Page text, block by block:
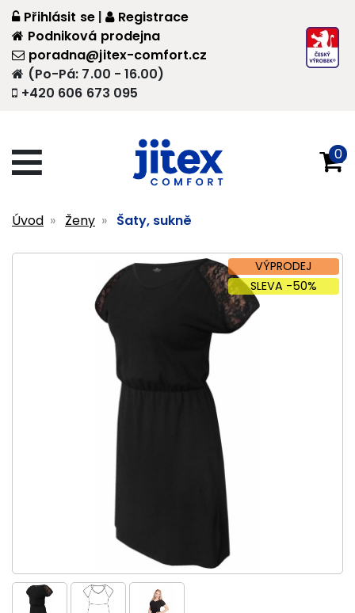
+420 606 673 095
(Po-Pá: 7.00 - 16.00)
poradna@jitex-comfort.cz
Přihlásit se |
Registrace
Podniková prodejna
0
Úvod Ženy Šaty, sukně
VÝPRODEJ
SLEVA -50%